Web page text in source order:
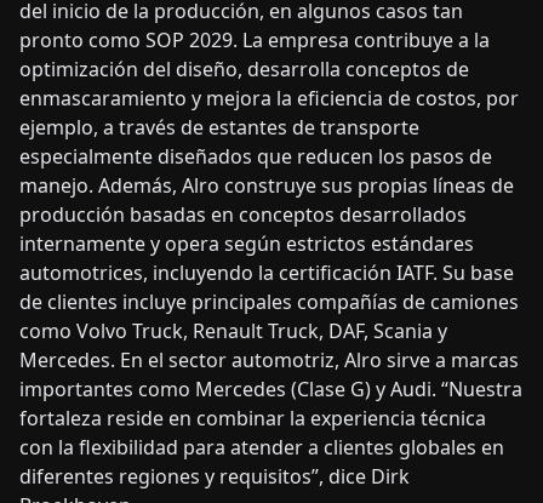
del inicio de la producción, en algunos casos tan
pronto como SOP 2029. La empresa contribuye a la
optimización del diseño, desarrolla conceptos de
enmascaramiento y mejora la eficiencia de costos, por
ejemplo, a través de estantes de transporte
especialmente diseñados que reducen los pasos de
manejo. Además, Alro construye sus propias líneas de
producción basadas en conceptos desarrollados
internamente y opera según estrictos estándares
automotrices, incluyendo la certificación IATF. Su base
de clientes incluye principales compañías de camiones
como Volvo Truck, Renault Truck, DAF, Scania y
Mercedes. En el sector automotriz, Alro sirve a marcas
importantes como Mercedes (Clase G) y Audi. “Nuestra
fortaleza reside en combinar la experiencia técnica
con la flexibilidad para atender a clientes globales en
diferentes regiones y requisitos”, dice Dirk